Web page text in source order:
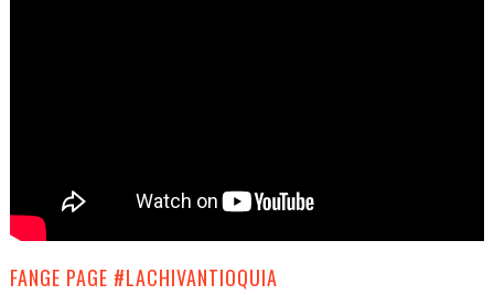
FANGE PAGE #LACHIVANTIOQUIA